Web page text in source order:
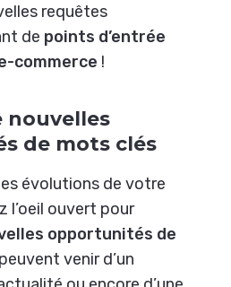
requêtes
de points d’entrée
commerce !
nouvelles
de mots clés
évolutions de votre
l’oeil ouvert pour
opportunités de
venir d’un